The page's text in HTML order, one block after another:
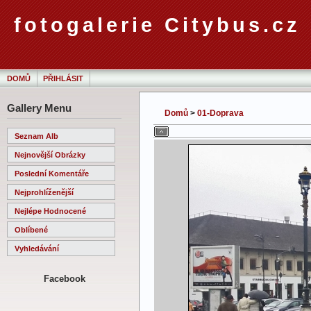
fotogalerie Citybus.cz
DOMŮ PŘIHLÁSIT
Gallery Menu
Seznam Alb
Nejnovější Obrázky
Poslední Komentáře
Nejprohlíženější
Nejlépe Hodnocené
Oblíbené
Vyhledávání
Facebook
Domů > 01-Doprava